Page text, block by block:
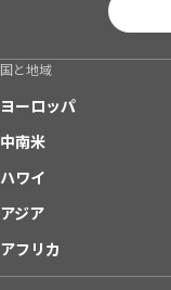
国と地域
ヨーロッパ
中南米
ハワイ
アジア
アフリカ